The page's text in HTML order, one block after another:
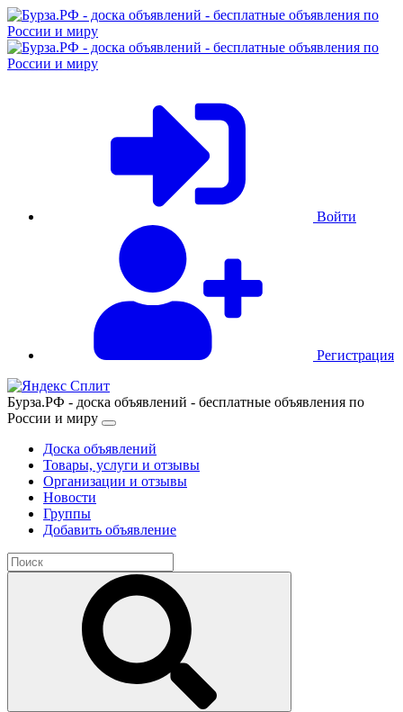
Войти
Регистрация
Бурза.РФ - доска объявлений - бесплатные объявления по
России и миру
Доска объявлений
Товары, услуги и отзывы
Организации и отзывы
Новости
Группы
Добавить объявление